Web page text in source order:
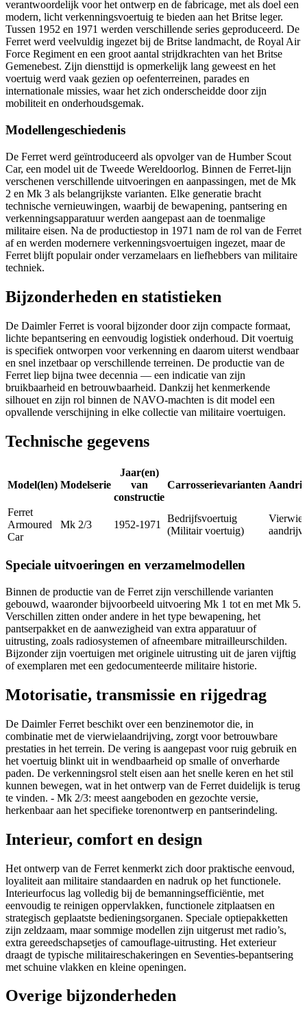
verantwoordelijk voor het ontwerp en de fabricage, met als doel een
modern, licht verkenningsvoertuig te bieden aan het Britse leger.
Tussen 1952 en 1971 werden verschillende series geproduceerd. De
Ferret werd veelvuldig ingezet bij de Britse landmacht, de Royal Air
Force Regiment en een groot aantal strijdkrachten van het Britse
Gemenebest. Zijn diensttijd is opmerkelijk lang geweest en het
voertuig werd vaak gezien op oefenterreinen, parades en
internationale missies, waar het zich onderscheidde door zijn
mobiliteit en onderhoudsgemak.
Modellengeschiedenis
De Ferret werd geïntroduceerd als opvolger van de Humber Scout
Car, een model uit de Tweede Wereldoorlog. Binnen de Ferret-lijn
verschenen verschillende uitvoeringen en aanpassingen, met de Mk
2 en Mk 3 als belangrijkste varianten. Elke generatie bracht
technische vernieuwingen, waarbij de bewapening, pantsering en
verkenningsapparatuur werden aangepast aan de toenmalige
militaire eisen. Na de productiestop in 1971 nam de rol van de Ferret
af en werden modernere verkenningsvoertuigen ingezet, maar de
Ferret blijft populair onder verzamelaars en liefhebbers van militaire
techniek.
Bijzonderheden en statistieken
De Daimler Ferret is vooral bijzonder door zijn compacte formaat,
lichte bepantsering en eenvoudig logistiek onderhoud. Dit voertuig
is specifiek ontworpen voor verkenning en daarom uiterst wendbaar
en snel inzetbaar op verschillende terreinen. De productie van de
Ferret liep bijna twee decennia — een indicatie van zijn
bruikbaarheid en betrouwbaarheid. Dankzij het kenmerkende
silhouet en zijn rol binnen de NAVO-machten is dit model een
opvallende verschijning in elke collectie van militaire voertuigen.
Technische gegevens
Model(len) Modelserie
Jaar(en)
van
constructie
Carrosserievarianten
Ferret
Armoured
Car
Mk 2/3 1952-1971
Bedrijfsvoertuig
(Militair voertuig)
Vierwiel
Speciale uitvoeringen en verzamelmodellen
Binnen de productie van de Ferret zijn verschillende varianten
gebouwd, waaronder bijvoorbeeld uitvoering Mk 1 tot en met Mk 5.
Verschillen zitten onder andere in het type bewapening, het
pantserpakket en de aanwezigheid van extra apparatuur of
uitrusting, zoals radiosystemen of afneembare mitrailleurschilden.
Bijzonder zijn voertuigen met originele uitrusting uit de jaren vijftig
of exemplaren met een gedocumenteerde militaire historie.
Motorisatie, transmissie en rijgedrag
De Daimler Ferret beschikt over een benzinemotor die, in
combinatie met de vierwielaandrijving, zorgt voor betrouwbare
prestaties in het terrein. De vering is aangepast voor ruig gebruik en
het voertuig blinkt uit in wendbaarheid op smalle of onverharde
paden. De verkenningsrol stelt eisen aan het snelle keren en het stil
kunnen bewegen, wat in het ontwerp van de Ferret duidelijk is terug
te vinden. - Mk 2/3: meest aangeboden en gezochte versie,
herkenbaar aan het specifieke torenontwerp en pantserindeling.
Interieur, comfort en design
Het ontwerp van de Ferret kenmerkt zich door praktische eenvoud,
loyaliteit aan militaire standaarden en nadruk op het functionele.
Interieurfocus lag volledig bij de bemanningsefficiëntie, met
eenvoudig te reinigen oppervlakken, functionele zitplaatsen en
strategisch geplaatste bedieningsorganen. Speciale optiepakketten
zijn zeldzaam, maar sommige modellen zijn uitgerust met radio’s,
extra gereedschapsetjes of camouflage-uitrusting. Het exterieur
draagt de typische militaireschakeringen en Seventies-bepantsering
met schuine vlakken en kleine openingen.
Overige bijzonderheden